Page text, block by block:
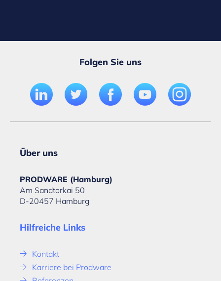
Folgen Sie uns
Über uns
PRODWARE (Hamburg)
Am Sandtorkai 50
D-20457 Hamburg
Hilfreiche Links
Kontakt
Karriere bei Prodware